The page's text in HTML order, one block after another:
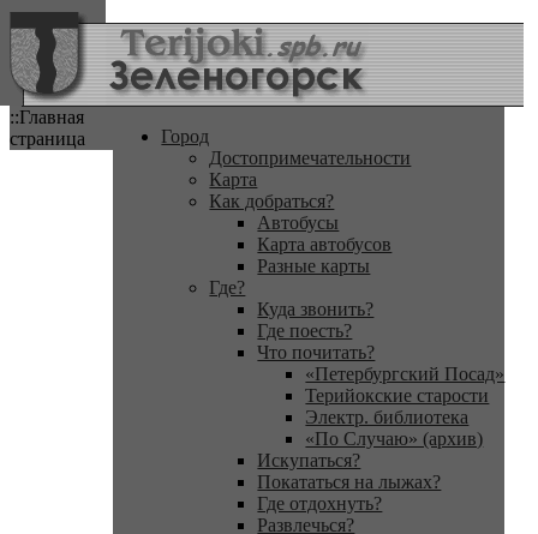
::Главная
страница
Город
Достопримечательности
Карта
Как добраться?
Автобусы
Карта автобусов
Разные карты
Где?
Куда звонить?
Где поесть?
Что почитать?
«Петербургский Посад»
Терийокские старости
Электр. библиотека
«По Случаю» (архив)
Искупаться?
Покататься на лыжах?
Где отдохнуть?
Развлечься?